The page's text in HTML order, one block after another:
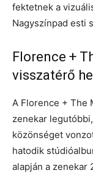
fektetnek a
Nagyszínpad esti
Florence +
visszatérő
A Florence + The
zenekar
közönséget
hatodik
alapján a zenekar